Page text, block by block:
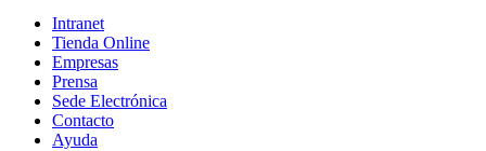
Intranet
Tienda Online
Empresas
Prensa
Sede Electrónica
Contacto
Ayuda